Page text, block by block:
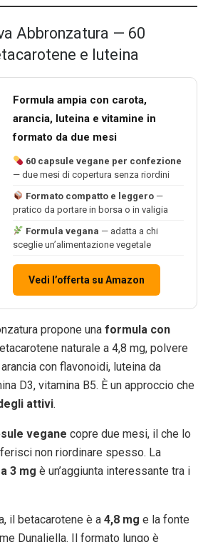
Abbronzatura — 60
e luteina
Formula ampia con carota,
arancia, luteina e vitamine in
formato da due mesi
60 capsule vegane per confezione
— due mesi di copertura senza riordini
Formato compatto e leggero—
pratico da portare in borsa o in valigia
Formula vegana — adatta a chi
sceglie un’alimentazione vegetale
Vedi l’offerta su Amazon
propone una formula con
naturale a 4,8 mg, polvere
con flavonoidi, luteina da
D3, vitamina B5. È un approccio che
attivi.
vegane copre due mesi, il che lo
non riordinare spesso. La
3 mg è un’aggiunta interessante tra i
il betacarotene è a 4,8 mg e la fonte
Dunaliella. Il formato lungo è